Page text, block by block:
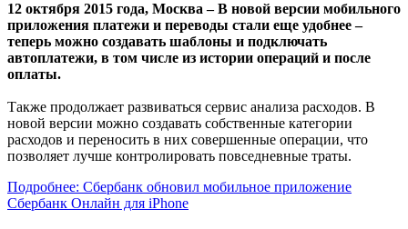
12 октября 2015 года, Москва – В новой версии мобильного
приложения платежи и переводы стали еще удобнее –
теперь можно создавать шаблоны и подключать
автоплатежи, в том числе из истории операций и после
оплаты.
Также продолжает развиваться сервис анализа расходов. В
новой версии можно создавать собственные категории
расходов и переносить в них совершенные операции, что
позволяет лучше контролировать повседневные траты.
Подробнее: Сбербанк обновил мобильное приложение
Сбербанк Онлайн для iPhone